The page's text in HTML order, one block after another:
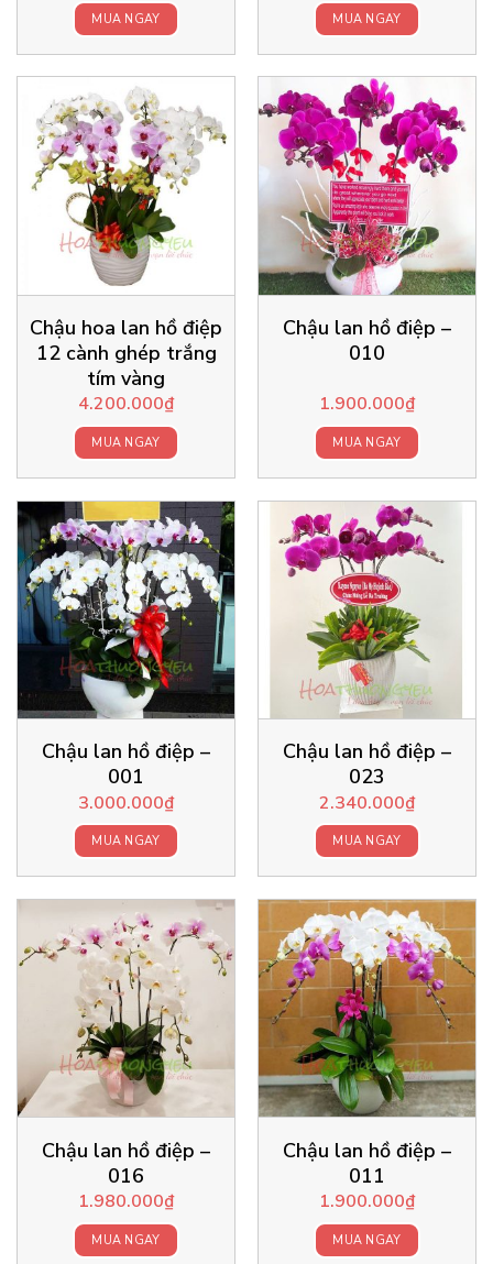
MUA NGAY MUA NGAY
Chậu hoa lan hồ điệp
12 cành ghép trắng
tím vàng
4.200.000₫
MUA NGAY
Chậu lan hồ điệp –
010
1.900.000₫
MUA NGAY
Chậu lan hồ điệp –
001
3.000.000₫
MUA NGAY
Chậu lan hồ điệp –
023
2.340.000₫
MUA NGAY
Chậu lan hồ điệp –
016
1.980.000₫
MUA NGAY
Chậu lan hồ điệp –
011
1.900.000₫
MUA NGAY